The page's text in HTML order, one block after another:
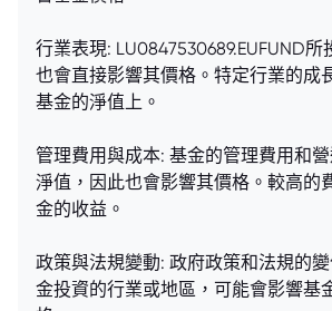
行業表現: LU0847530689.EUFUND
也會直接影響其價格。特定行業的成
基金的淨值上。
管理費用與成本: 基金的管理費用和
淨值，因此也會影響其價格。較高的
金的收益。
政策與法規變動: 政府政策和法規的
金投資的行業或地區，可能會影響基